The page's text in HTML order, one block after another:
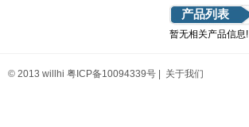
产品列表
暂无相关产品信息!
© 2013 willhi 粤ICP备10094339号 关于我们